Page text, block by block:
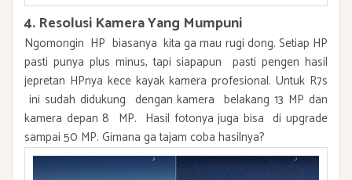
4. Resolusi Kamera Yang Mumpuni
Ngomongin HP biasanya kita ga mau rugi dong. Setiap HP
pasti punya plus minus, tapi siapapun pasti pengen hasil
jepretan HPnya kece kayak kamera profesional. Untuk R7s
ini sudah didukung dengan kamera belakang 13 MP dan
kamera depan 8 MP. Hasil fotonya juga bisa di upgrade
sampai 50 MP. Gimana ga tajam coba hasilnya?